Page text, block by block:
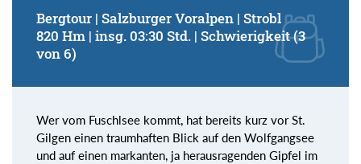
Bergtour | Salzburger Voralpen | Strobl
820 Hm | insg. 03:30 Std. | Schwierigkeit (3
von 6)
Wer vom Fuschlsee kommt, hat bereits kurz vor St.
Gilgen einen traumhaften Blick auf den Wolfgangsee
und auf einen markanten, ja herausragenden Gipfel im